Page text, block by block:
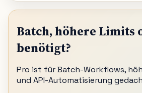
Batch, höhere Limits
benötigt?
Pro ist für Batch-Workflows,
und API-Automatisierung